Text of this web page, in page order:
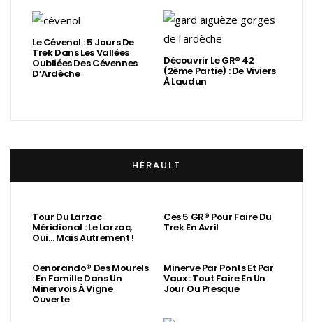
Le Cévenol : 5 Jours De
Trek Dans Les Vallées
Oubliées Des Cévennes
D’Ardèche
Découvrir Le GR® 42
(2ème Partie) : De Viviers
À Laudun
HÉRAULT
Tour Du Larzac
Méridional : Le Larzac,
Oui… Mais Autrement !
Ces 5 GR® Pour Faire Du
Trek En Avril
Oenorando® Des Mourels
: En Famille Dans Un
Minervois À Vigne
Ouverte
Minerve Par Ponts Et Par
Vaux : Tout Faire En Un
Jour Ou Presque